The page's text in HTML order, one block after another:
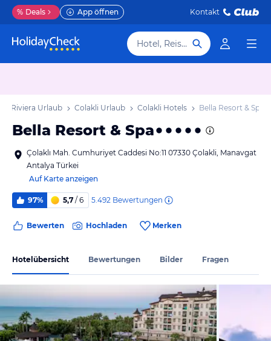
% Deals App öffnen Kontakt
Hotel, Reiseziel
Riviera Urlaub Colakli Urlaub Colakli Hotels Bella Resort & Spa
Bella Resort & Spa
Çolaklı Mah. Cumhuriyet Caddesi No:11 07330 Çolakli, Manavgat
Antalya Türkei
Auf Karte anzeigen
97% 5,7 / 6 5.492 Bewertungen
Bewerten Hochladen Merken
Hotelübersicht Bewertungen Bilder Fragen